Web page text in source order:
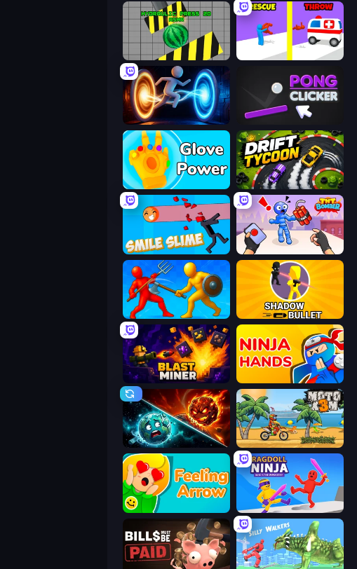
Hydraulic Press 2D ASMR Rescue Throw
Portal Escape Pong Clicker
Glove Power Drift Tycoon
Smile Slime TNT Bomber
Epic Sword Battle! Fight in Arena Shadow Bullet
Blast Miner Ninja Hands
PlanetCrush 2 Moto X3M
Feeling Arrow Ragdoll Ninja: Imposter Hero